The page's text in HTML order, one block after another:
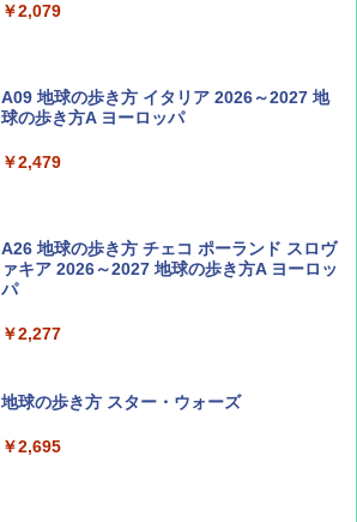
￥713
Coyote No.89 特集 星野道夫 夢見る旅
山と溪谷 2026年8月号「南アルプス大全」
￥1,540
AIRLINE（エアライン）2026年9月号【特
￥2,079
A09 地球の歩き方 イタリア 2026～2027 地
球の歩き方A ヨーロッパ
￥2,479
A26 地球の歩き方 チェコ ポーランド スロヴ
ァキア 2026～2027 地球の歩き方A ヨーロッ
パ
￥2,277
地球の歩き方 スター・ウォーズ
￥2,695